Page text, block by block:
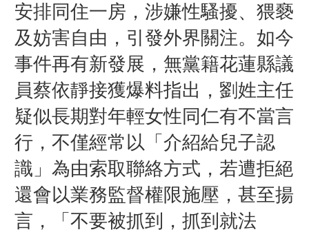
安排同住一房，涉嫌性騷擾、猥褻
及妨害自由，引發外界關注。如今
事件再有新發展，無黨籍花蓮縣議
員蔡依靜接獲爆料指出，劉姓主任
疑似長期對年輕女性同仁有不當言
行，不僅經常以「介紹給兒子認
識」為由索取聯絡方式，若遭拒絕
還會以業務監督權限施壓，甚至揚
言，「不要被抓到，抓到就法